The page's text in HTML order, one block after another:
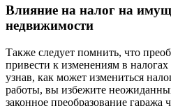
Влияние на налог на
недвижимости
Также следует помнить, что
привести к изменениям в
узнав, как может измениться
работы, вы избежите
законное преобразование гаража